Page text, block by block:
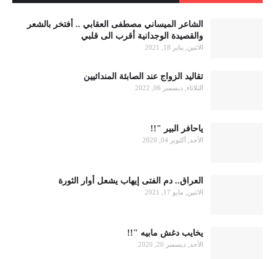
الشاعر الميساني مصطفى العقابي .. أفتخر بالشعر
والقصيدة الوجدانية أقرب الى قلبي
الاثنين, يناير 18, 2021
تقاليد الزواج عند الصابئة المندائيين
الثلاثاء, ديسمبر 06, 2022
ياحافر البير "!!
الأحد, أكتوبر 04, 2020
العراق.. دم الفتى إيهاب يشعل أوار الثورة
الاثنين, مايو 17, 2021
يخايب دغش مابيه "!!
الأحد, ديسمبر 20, 2020